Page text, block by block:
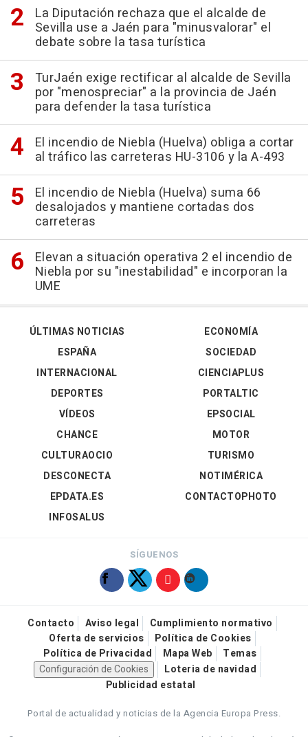
La Diputación rechaza que el alcalde de
Sevilla use a Jaén para "minusvalorar" el
debate sobre la tasa turística
TurJaén exige rectificar al alcalde de Sevilla
por "menospreciar" a la provincia de Jaén
para defender la tasa turística
El incendio de Niebla (Huelva) obliga a cortar
al tráfico las carreteras HU-3106 y la A-493
El incendio de Niebla (Huelva) suma 66
desalojados y mantiene cortadas dos
carreteras
Elevan a situación operativa 2 el incendio de
Niebla por su "inestabilidad" e incorporan la
UME
ÚLTIMAS NOTICIAS
ESPAÑA
INTERNACIONAL
DEPORTES
VÍDEOS
ECONOMÍA
SOCIEDAD
CIENCIAPLUS
PORTALTIC
EPSOCIAL
CHANCE
CULTURAOCIO
DESCONECTA
EPDATA.ES
INFOSALUS
MOTOR
TURISMO
NOTIMÉRICA
CONTACTOPHOTO
SÍGUENOS
Contacto Aviso legal
Cumplimiento normativo
Oferta de servicios
Política de Cookies
Política de Privacidad
Mapa Web
Temas
Configuración de Cookies
Loteria de navidad
Publicidad estatal
Portal de actualidad y noticias de la Agencia Europa Press.